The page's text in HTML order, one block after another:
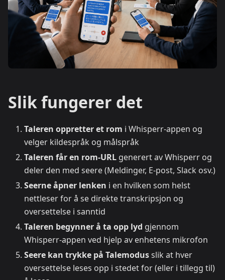
Slik fungerer det
Taleren oppretter et rom i Whisperr-appen og
velger kildespråk og målspråk
Taleren får en rom-URL generert av Whisperr og
deler den med seere (Meldinger, E-post, Slack osv.)
Seerne åpner lenken i en hvilken som helst
nettleser for å se direkte transkripsjon og
oversettelse i sanntid
Taleren begynner å ta opp lyd gjennom
Whisperr-appen ved hjelp av enhetens mikrofon
Seere kan trykke på Talemodusslik at hver
oversettelse leses opp i stedet for (eller i tillegg til)